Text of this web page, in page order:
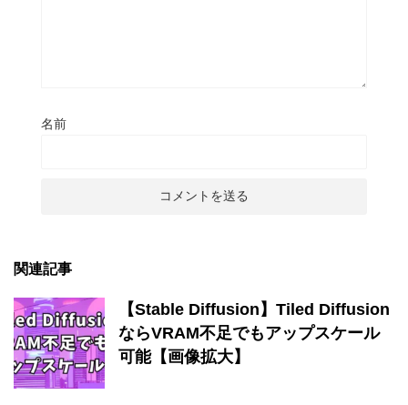
名前
関連記事
【Stable Diffusion】Tiled Diffusion
ならVRAM不足でもアップスケール
可能【画像拡大】